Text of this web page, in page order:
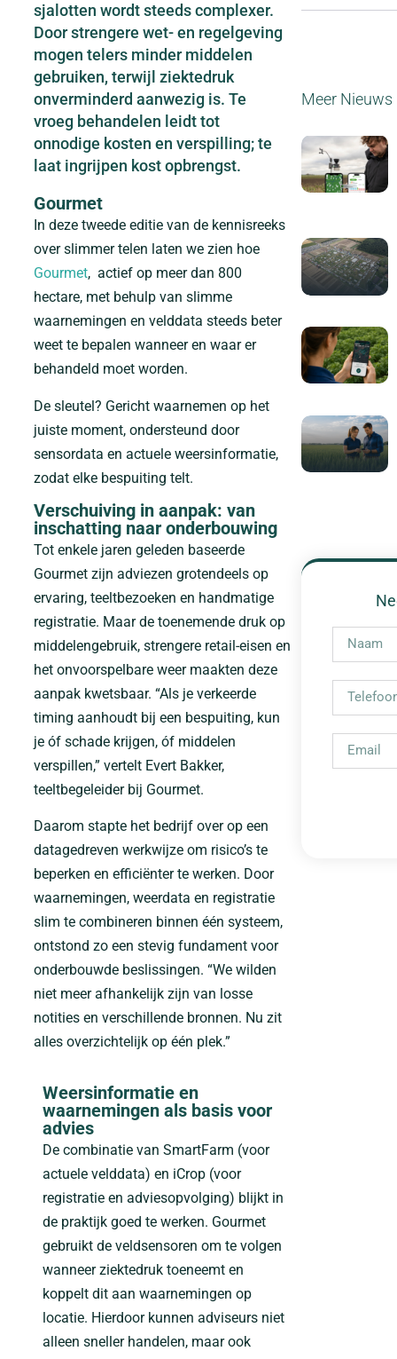
sjalotten wordt steeds complexer.
Door strengere wet- en regelgeving
mogen telers minder middelen
gebruiken, terwijl ziektedruk
onverminderd aanwezig is. Te
vroeg behandelen leidt tot
onnodige kosten en verspilling; te
laat ingrijpen kost opbrengst.
Gourmet
In deze tweede editie van de kennisreeks
over slimmer telen laten we zien hoe
Gourmet, actief op meer dan 800
hectare, met behulp van slimme
waarnemingen en velddata steeds beter
weet te bepalen wanneer en waar er
behandeld moet worden.
De sleutel? Gericht waarnemen op het
juiste moment, ondersteund door
sensordata en actuele weersinformatie,
zodat elke bespuiting telt.
Verschuiving in aanpak: van
inschatting naar onderbouwing
Tot enkele jaren geleden baseerde
Gourmet zijn adviezen grotendeels op
ervaring, teeltbezoeken en handmatige
registratie. Maar de toenemende druk op
middelengebruik, strengere retail-eisen en
het onvoorspelbare weer maakten deze
aanpak kwetsbaar. “Als je verkeerde
timing aanhoudt bij een bespuiting, kun
je óf schade krijgen, óf middelen
verspillen,” vertelt Evert Bakker,
teeltbegeleider bij Gourmet.
Daarom stapte het bedrijf over op een
datagedreven werkwijze om risico’s te
beperken en efficiënter te werken. Door
waarnemingen, weerdata en registratie
slim te combineren binnen één systeem,
ontstond zo een stevig fundament voor
onderbouwde beslissingen. “We wilden
niet meer afhankelijk zijn van losse
notities en verschillende bronnen. Nu zit
alles overzichtelijk op één plek.”
Weersinformatie en
waarnemingen als basis voor
advies
De combinatie van SmartFarm (voor
actuele velddata) en iCrop (voor
registratie en adviesopvolging) blijkt in
de praktijk goed te werken. Gourmet
gebruikt de veldsensoren om te volgen
wanneer ziektedruk toeneemt en
koppelt dit aan waarnemingen op
locatie. Hierdoor kunnen adviseurs niet
alleen sneller handelen, maar ook
Meer Nieuws